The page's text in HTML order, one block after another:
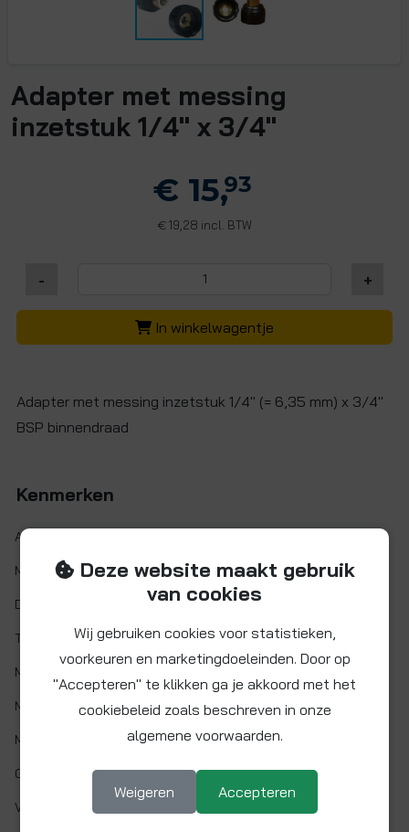
Adapter met messing
inzetstuk 1/4" x 3/4"
€ 15,93
€ 19,28 incl. BTW
- +
In winkelwagentje
Adapter met messing inzetstuk 1/4" (= 6,35 mm) x 3/4"
BSP binnendraad
Kenmerken
Artikelnr.:
Maat: Ø 1/4" x 3/4" BSP
Demontabel: Ja
Twist&Lock: Nee
Min. werktemp.:
Max. werktemp.: 65 °C
Max. werkdruk: 10 bar bij 20°C
Gaskeur: Nee
Vlakdichtend: Ja
Deze website maakt gebruik
van cookies
Wij gebruiken cookies voor statistieken,
voorkeuren en marketingdoeleinden. Door op
"Accepteren" te klikken ga je akkoord met het
cookiebeleid zoals beschreven in onze
algemene voorwaarden.
Weigeren Accepteren